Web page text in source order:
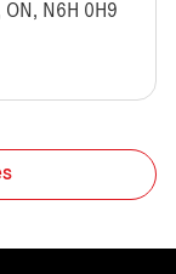
N6H 0H9